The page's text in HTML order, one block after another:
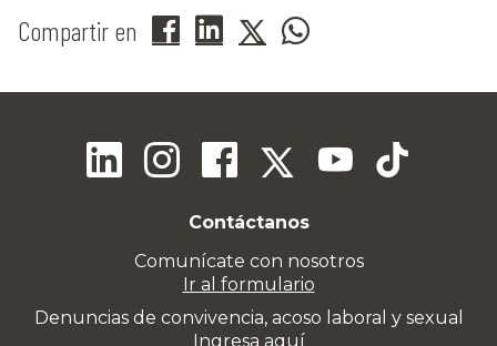
Compartir en
Contáctanos
Comunícate con nosotros
Ir al formulario
Denuncias de convivencia, acoso laboral y sexual
Ingresa aquí